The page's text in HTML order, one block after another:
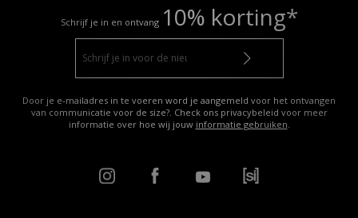
Schrijf je in en ontvang 10% korting*
Door je e-mailadres in te voeren word je aangemeld voor het ontvangen
van communicatie voor de size?. Check ons privacybeleid voor meer
informatie over hoe wij jouw informatie gebruiken